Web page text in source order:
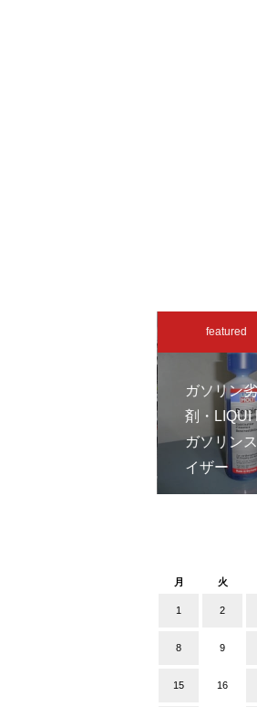
featured
ガソリン
剤・LIQUI
ガソリン
イザー
月
火
1 2
8 9
15 16